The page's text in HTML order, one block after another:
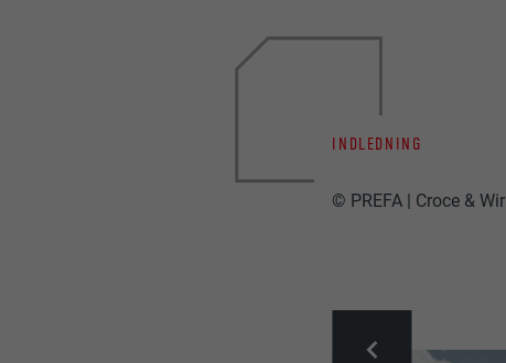
INDLEDNING
© PREFA | Croce & Wir